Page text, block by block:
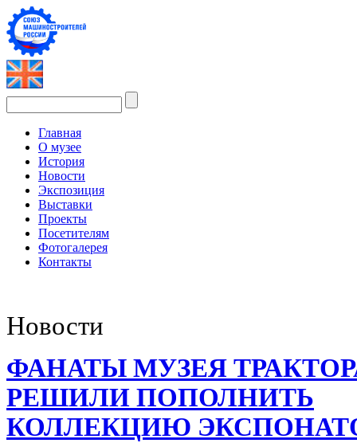
Главная
О музее
История
Новости
Экспозиция
Выставки
Проекты
Посетителям
Фотогалерея
Контакты
Новости
ФАНАТЫ МУЗЕЯ
РЕШИЛИ ПОПОЛНИТЬ
КОЛЛЕКЦИЮ